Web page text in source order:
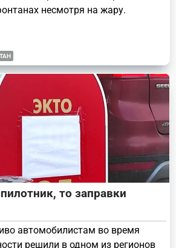
несмотря на жару.
то заправки
автомобилистам во время
решили в одном из регионов